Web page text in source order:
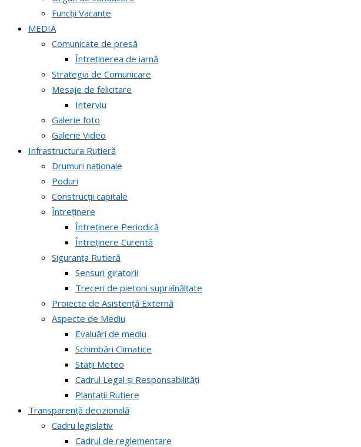
Funcții Vacante
MEDIA
Comunicate de presă
Întreținerea de iarnă
Strategia de Comunicare
Mesaje de felicitare
Interviu
Galerie foto
Galerie Video
Infrastructura Rutieră
Drumuri naționale
Poduri
Construcții capitale
Întreținere
Întreținere Periodică
Întreținere Curentă
Siguranța Rutieră
Sensuri giratorii
Treceri de pietoni supraînălțate
Proiecte de Asistență Externă
Aspecte de Mediu
Evaluări de mediu
Schimbări Climatice
Stații Meteo
Cadrul Legal și Responsabilități
Plantații Rutiere
Transparență decizională
Cadru legislativ
Cadrul de reglementare